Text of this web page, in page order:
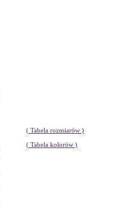
( Tabela rozmiarów )
( Tabela kolorów )